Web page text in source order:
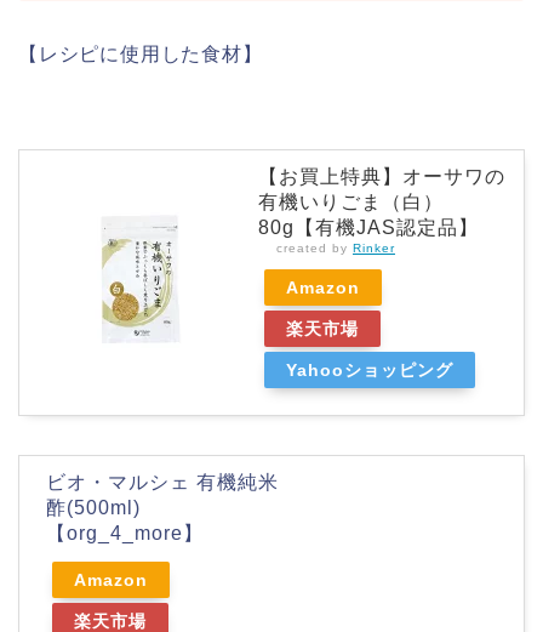
【レシピに使用した食材】
【お買上特典】オーサワの
有機いりごま（白）
80g【有機JAS認定品】
created by Rinker
Amazon
楽天市場
Yahooショッピング
ビオ・マルシェ 有機純米
酢(500ml)
【org_4_more】
Amazon
楽天市場